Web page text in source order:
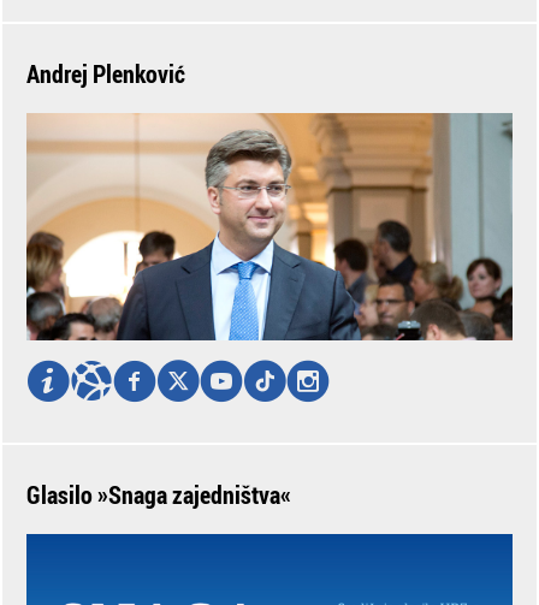
Andrej Plenković
Glasilo »Snaga zajedništva«